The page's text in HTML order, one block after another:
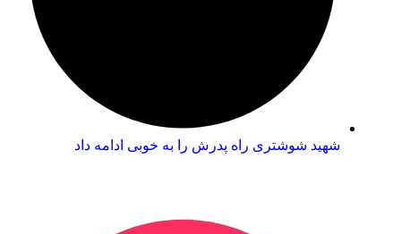
شهید شوشتری راه پدرش را به خوبی ادامه داد